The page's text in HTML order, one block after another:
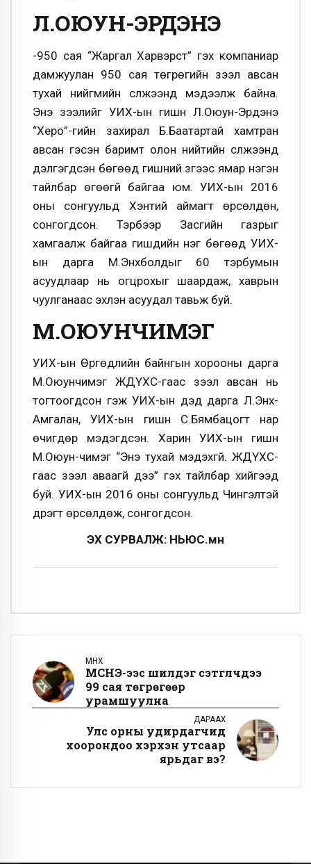
Л.ОЮУН-ЭРДЭНЭ
-950 сая “Жаргал Харвэрст” гэх компаниар
дамжуулан 950 сая төгрөгийн зээл авсан
тухай нийгмийн сүлжээнд мэдээлж байна.
Энэ зээлийг УИХ-ын гишүүн Л.Оюун-Эрдэнэ
“Херо”-гийн захирал Б.Баатартай хамтран
авсан гэсэн баримт олон нийтийн сүлжээнд
дэлгэгдсэн бөгөөд гишүүний зүгээс ямар нэгэн
тайлбар өгөөгүй байгаа юм. УИХ-ын 2016
оны сонгуульд Хэнтий аймагт өрсөлдөн,
сонгогдсон. Тэрбээр Засгийн газрыг
хамгаалж байгаа гишүүдийн нэг бөгөөд УИХ-
ын дарга М.Энхболдыг 60 тэрбумын
асуудлаар нь огцрохыг шаардаж, хаврын
чуулганаас эхлэн асуудал тавьж буй.
М.ОЮУНЧИМЭГ
УИХ-ын Өргөдлийн байнгын хорооны дарга
М.Оюунчимэг ЖДҮХС-гаас зээл авсан нь
тогтоогдсон гэж УИХ-ын дэд дарга Л.Энх-
Амгалан, УИХ-ын гишүүн С.Бямбацогт нар
өчигдөр мэдэгдсэн. Харин УИХ-ын гишүүн
М.Оюун-чимэг “Энэ тухай мэдэхгүй. ЖДҮХС-
гаас зээл аваагүй дээ” гэх тайлбар хийгээд
буй. УИХ-ын 2016 оны сонгуульд Чингэлтэй
дүүрэгт өрсөлдөж, сонгогдсон.
ЭХ СУРВАЛЖ: НЬЮС.мн
ӨМНӨХ
МСНЭ-ээс шилдэг сэтгүүлчдээ
99 сая төгрөгөөр
урамшуулна
ДАРААХ
Улс орны удирдагчид
хоорондоо хэрхэн утсаар
ярьдаг вэ?